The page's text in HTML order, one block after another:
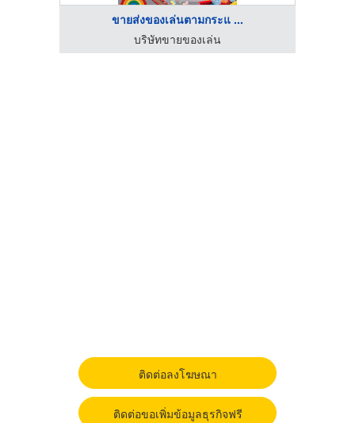
ขายส่งของเล่นตามกระแ ...
บริษัทขายของเล่น
ติดต่อลงโฆษณา
ติดต่อขอเพิ่มข้อมูลธุรกิจฟรี